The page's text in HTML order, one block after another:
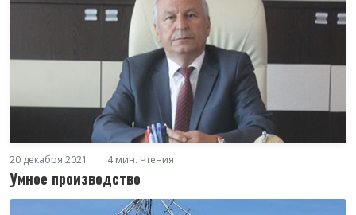
20 декабря 2021 4 мин. Чтения
Умное производство